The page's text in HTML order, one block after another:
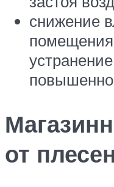
снижение
от